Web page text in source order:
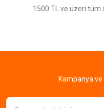
Ürün bilgilerinde hatalar
1500 TL ve üzeri tüm
Kampanya